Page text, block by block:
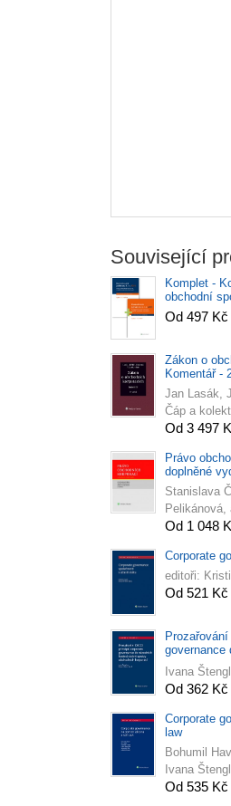
Související
Komplet -
obchodní
Od 497 Kč
Zákon o
Komentář -
Jan Lasák,
Čáp a
Od 3 497
Právo
doplněné
Stanislava
Pelikánová,
Od 1 048
Corporate
editoři:
Od 521 Kč
governance
obchodních
Ivana
Od 362 Kč
Corporate
law
Bohumil
Ivana
Od 535 Kč